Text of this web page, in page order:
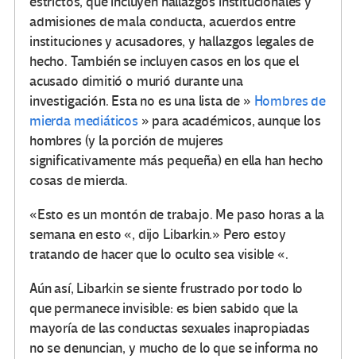
admisiones de mala conducta, acuerdos entre
instituciones y acusadores, y hallazgos legales de
hecho. También se incluyen casos en los que el
acusado dimitió o murió durante una
investigación. Esta no es una lista de » Hombres de
mierda mediáticos » para académicos, aunque los
hombres (y la porción de mujeres
significativamente más pequeña) en ella han hecho
cosas de mierda.
«Esto es un montón de trabajo. Me paso horas a la
semana en esto «, dijo Libarkin.» Pero estoy
tratando de hacer que lo oculto sea visible «.
Aún así, Libarkin se siente frustrado por todo lo
que permanece invisible: es bien sabido que la
mayoría de las conductas sexuales inapropiadas
no se denuncian, y mucho de lo que se informa no